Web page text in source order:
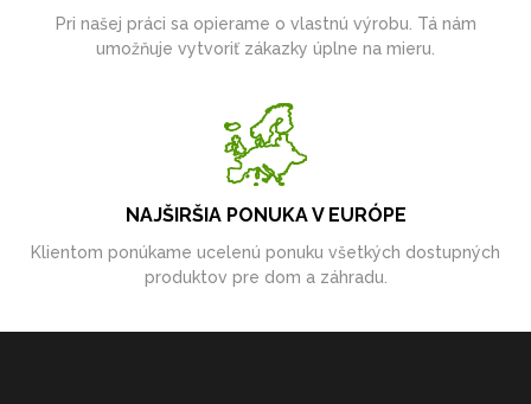
Pri našej práci sa opierame o vlastnú výrobu. Tá nám
umožňuje vytvoriť zákazky úplne na mieru.
NAJŠIRŠIA PONUKA V EURÓPE
Klientom ponúkame ucelenú ponuku všetkých dostupných
produktov pre dom a záhradu.